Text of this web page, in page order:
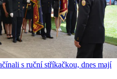
s ruční stříkačkou, dnes mají